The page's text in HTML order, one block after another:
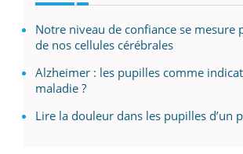
Notre niveau de confiance se mesure
de nos cellules cérébrales
Alzheimer : les pupilles comme
maladie ?
Lire la douleur dans les pupilles d’un